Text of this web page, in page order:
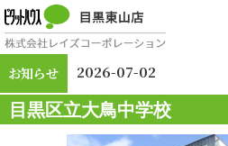
お知らせ 2026-07-02
目黒区立大鳥中学校